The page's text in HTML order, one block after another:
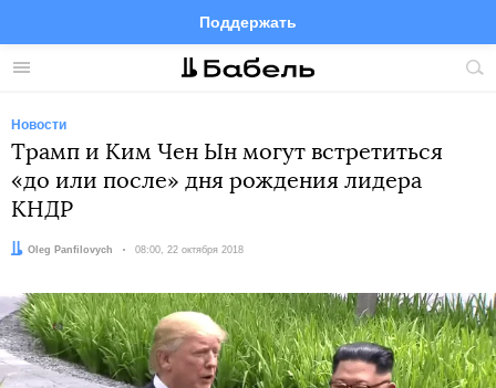
Меню
Поддержать
FacebookTelegramTwitter
Новости
Трамп и Ким Чен Ын могут встретиться
«до или после» дня рождения лидера
КНДР
Автор:
Oleg Panfilovych Дата:
08:00, 22 октября 2018